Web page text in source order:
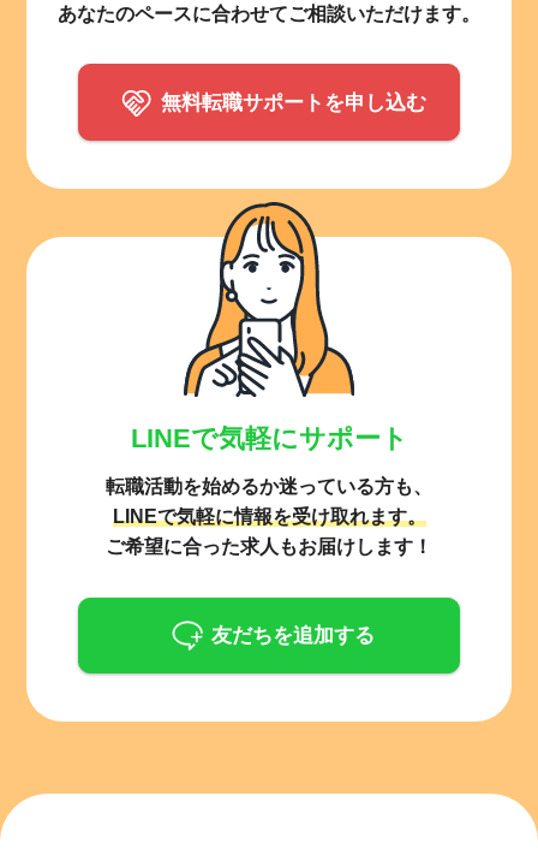
あなたのペースに合わせてご相談いただけます。
無料転職サポートを申し込む
LINEで気軽にサポート
転職活動を始めるか迷っている方も、
LINEで気軽に情報を受け取れます。
ご希望に合った求人もお届けします！
友だちを追加する